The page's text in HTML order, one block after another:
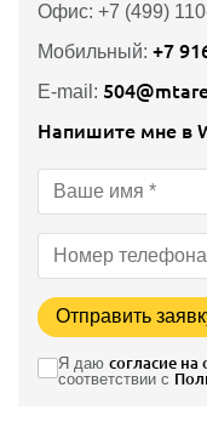
Офис: +7 (499)
Мобильный: +7
E-mail:
Напишите мне в
Отправить
Я даю согласие
соответствии с